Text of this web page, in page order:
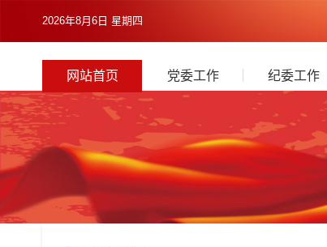
2026年8月6日 星期四
网站首页 党委工作 纪委工作